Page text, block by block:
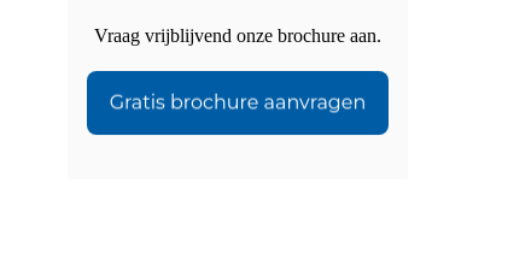
Vraag vrijblijvend onze brochure aan.